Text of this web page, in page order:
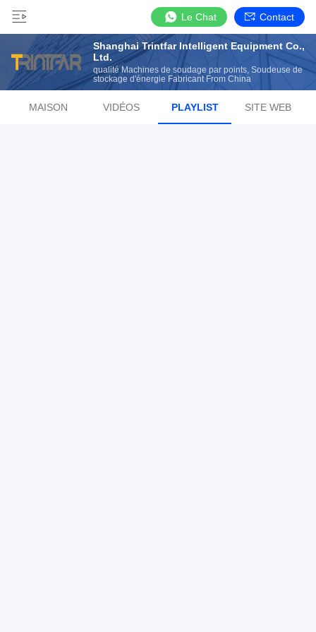
Le Chat Contact
Shanghai Trintfar Intelligent Equipment Co.,
Ltd.
qualité Machines de soudage par points, Soudeuse de
stockage d'énergie Fabricant From China
MAISON VIDÉOS PLAYLIST SITE WEB